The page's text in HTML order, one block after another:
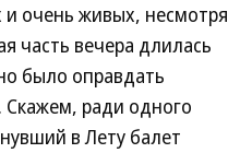
очень живых, несмотря
часть вечера длилась
было оправдать
Скажем, ради одного
в Лету балет